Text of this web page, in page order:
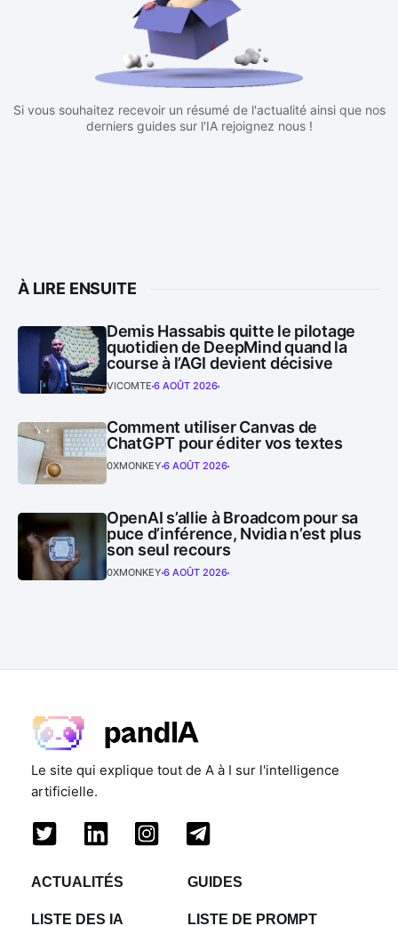
Si vous souhaitez recevoir un résumé de l'actualité ainsi que nos
derniers guides sur l'IA rejoignez nous !
À LIRE ENSUITE
Demis Hassabis quitte le pilotage
quotidien de DeepMind quand la
course à l’AGI devient décisive
VICOMTE 6 AOÛT 2026
Comment utiliser Canvas de
ChatGPT pour éditer vos textes
0XMONKEY 6 AOÛT 2026
OpenAI s’allie à Broadcom pour sa
puce d’inférence, Nvidia n’est plus
son seul recours
0XMONKEY 6 AOÛT 2026
Le site qui explique tout de A à I sur l'intelligence
artificielle.
ACTUALITÉS GUIDES
LISTE DES IA LISTE DE PROMPT